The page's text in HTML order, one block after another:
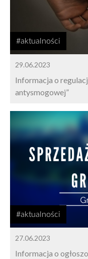
#aktualności
29.06.2023
Informacja o
antysmogowej”
#aktualności
27.06.2023
Informacja o